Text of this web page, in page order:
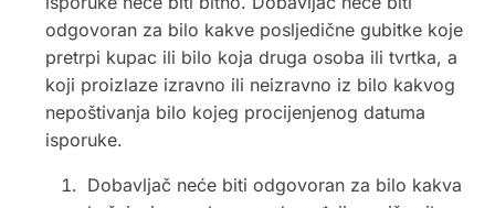
odgovoran za bilo kakve posljedične gubitke koje
pretrpi kupac ili bilo koja druga osoba ili tvrtka, a
koji proizlaze izravno ili neizravno iz bilo kakvog
nepoštivanja bilo kojeg procijenjenog datuma
isporuke.
Dobavljač neće biti odgovoran za bilo kakva